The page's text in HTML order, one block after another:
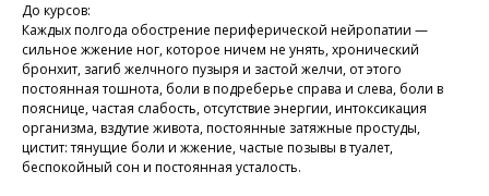
До курсов:
Каждых полгода обострение периферической нейропатии —
сильное жжение ног, которое ничем не унять, хронический
бронхит, загиб желчного пузыря и застой желчи, от этого
постоянная тошнота, боли в подреберье справа и слева, боли в
пояснице, частая слабость, отсутствие энергии, интоксикация
организма, вздутие живота, постоянные затяжные простуды,
цистит: тянущие боли и жжение, частые позывы в туалет,
беспокойный сон и постоянная усталость.